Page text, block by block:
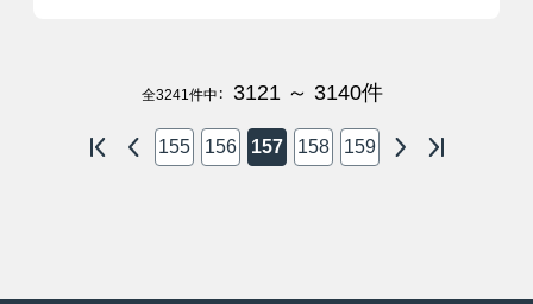
全3241件中： 3121 ～ 3140件
155 156 157 158 159